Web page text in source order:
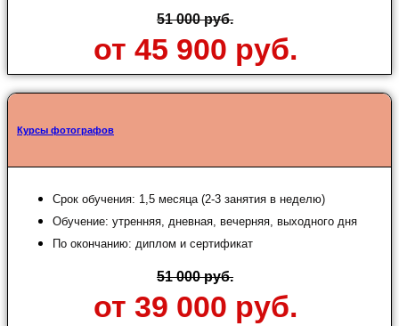
51 000 руб.
от 45 900 руб.
Курсы фотографов
Срок обучения: 1,5 месяца (2-3 занятия в неделю)
Обучение: утренняя, дневная, вечерняя, выходного дня
По окончанию: диплом и сертификат
51 000 руб.
от 39 000 руб.